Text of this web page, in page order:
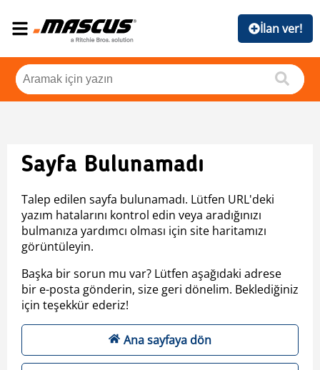
İlan ver!
Sayfa Bulunamadı
Talep edilen sayfa bulunamadı. Lütfen URL'deki
yazım hatalarını kontrol edin veya aradığınızı
bulmanıza yardımcı olması için site haritamızı
görüntüleyin.
Başka bir sorun mu var? Lütfen aşağıdaki adrese
bir e-posta gönderin, size geri dönelim. Beklediğiniz
için teşekkür ederiz!
Ana sayfaya dön